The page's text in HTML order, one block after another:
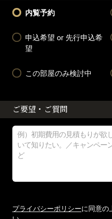
内覧予約
申込希望 or 先行申込希
望
この部屋のみ検討中
ご要望・ご質問
プライバシーポリシーに同意の